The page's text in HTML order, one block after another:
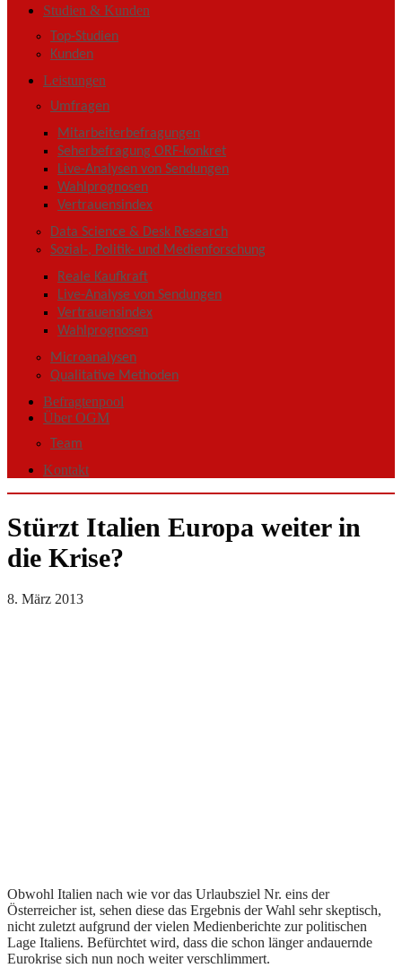
Studien & Kunden
Top-Studien
Kunden
Leistungen
Umfragen
Mitarbeiterbefragungen
Seherbefragung ORF-konkret
Live-Analysen von Sendungen
Wahlprognosen
Vertrauensindex
Data Science & Desk Research
Sozial-, Politik- und Medienforschung
Reale Kaufkraft
Live-Analyse von Sendungen
Vertrauensindex
Wahlprognosen
Microanalysen
Qualitative Methoden
Befragtenpool
Über OGM
Team
Kontakt
Stürzt Italien Europa weiter in
die Krise?
8. März 2013
Obwohl Italien nach wie vor das Urlaubsziel Nr. eins der
Österreicher ist, sehen diese das Ergebnis der Wahl sehr skeptisch,
nicht zuletzt aufgrund der vielen Medienberichte zur politischen
Lage Italiens. Befürchtet wird, dass die schon länger andauernde
Eurokrise sich nun noch weiter verschlimmert.